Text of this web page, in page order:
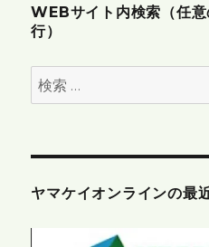
WEBサイト内検索（任
行）
検
索:
ヤマケイオンラインの最